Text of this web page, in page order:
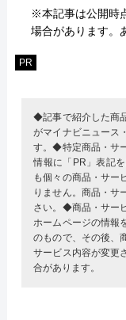
※本記事は公開時
場合があります。
PR
◆記事で紹介した商
がマイナビニュース
す。◆特定商品・サ
情報に「PR」表記
も個々の商品・サー
りません。商品・サ
さい。◆商品・サー
ホームページの情報
のもので、その後、
サービス内容が変更
合があります。